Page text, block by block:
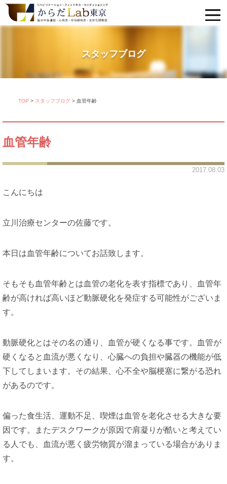
スタッフブログ
TOP > スタッフブログ > 血管年齢
血管年齢
2017.08.03
こんにちは
立川治療センターの佐藤です。
本日は血管年齢についてお話致します。
そもそも血管年齢とは血管の老化を表す指標であり、血管年
齢が高ければ高いほど動脈硬化を発症する可能性がございま
す。
動脈硬化とはその名の通り、血管が硬くなる事です。血管が
硬くなると血流が悪くなり、心臓への負担や臓器の機能が低
下してしまいます。その結果、心不全や脳梗塞に繋がる恐れ
があるのです。
偏った食生活、運動不足、喫煙は血管を老化させる大きな要
因です。またデスクワークが原因で肩凝りが酷いと考えてい
る人でも、血流が悪く疲労物質が溜まっている場合がありま
す。